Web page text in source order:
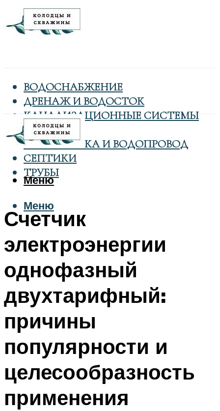
ВОДОСНАБЖЕНИЕ
ДРЕНАЖ И ВОДОСТОК
КАНАЛИЗАЦИОННЫЕ СИСТЕМЫ
КОЛОДЦЫ
САНТЕХНИКА И ВОДОПРОВОД
СЕПТИКИ
ТРУБЫ
Меню
Меню
Счетчик
электроэнергии
однофазный
двухтарифный:
причины
популярности и
целесообразность
применения